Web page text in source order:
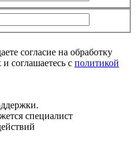
согласие на обработку
соглашаетесь с политикой
специалист